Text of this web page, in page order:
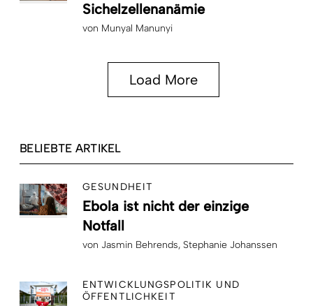
Sichelzellenanämie
von Munyal Manunyi
Load More
BELIEBTE ARTIKEL
GESUNDHEIT
Ebola ist nicht der einzige
Notfall
von Jasmin Behrends Stephanie Johanssen
ENTWICKLUNGSPOLITIK UND
ÖFFENTLICHKEIT